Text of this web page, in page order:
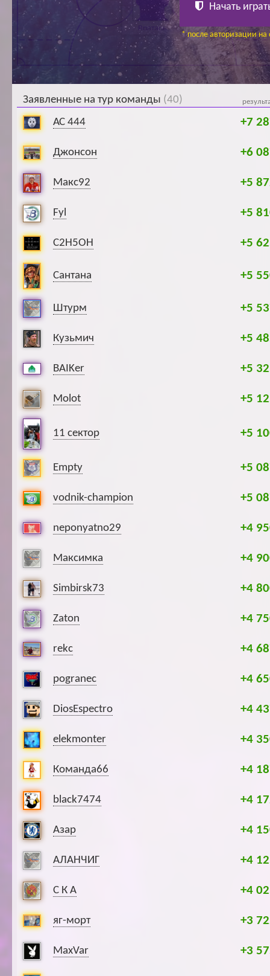
Начать
* после авторизации на
Вратарь
Заявленные на тур команды (40)
АС 444 +7
Джонсон +6
Макс92 +5
Fyl +5
C2H5OH +5
Сантана +5
Штурм +5
Кузьмич +5
BAIKer +5
Molot +5
11 сектор +5
Empty +5
vodnik-champion +5
neponyatno29 +4
Максимка +4
Simbirsk73 +4
Zaton +4
rekc +4
pogranec +4
DiosEspectro +4
elekmonter +4
Команда66 +4
black7474 +4
Азар +4
АЛАНЧИГ +4
С К А +4
яг-морт +3
MaxVar +3